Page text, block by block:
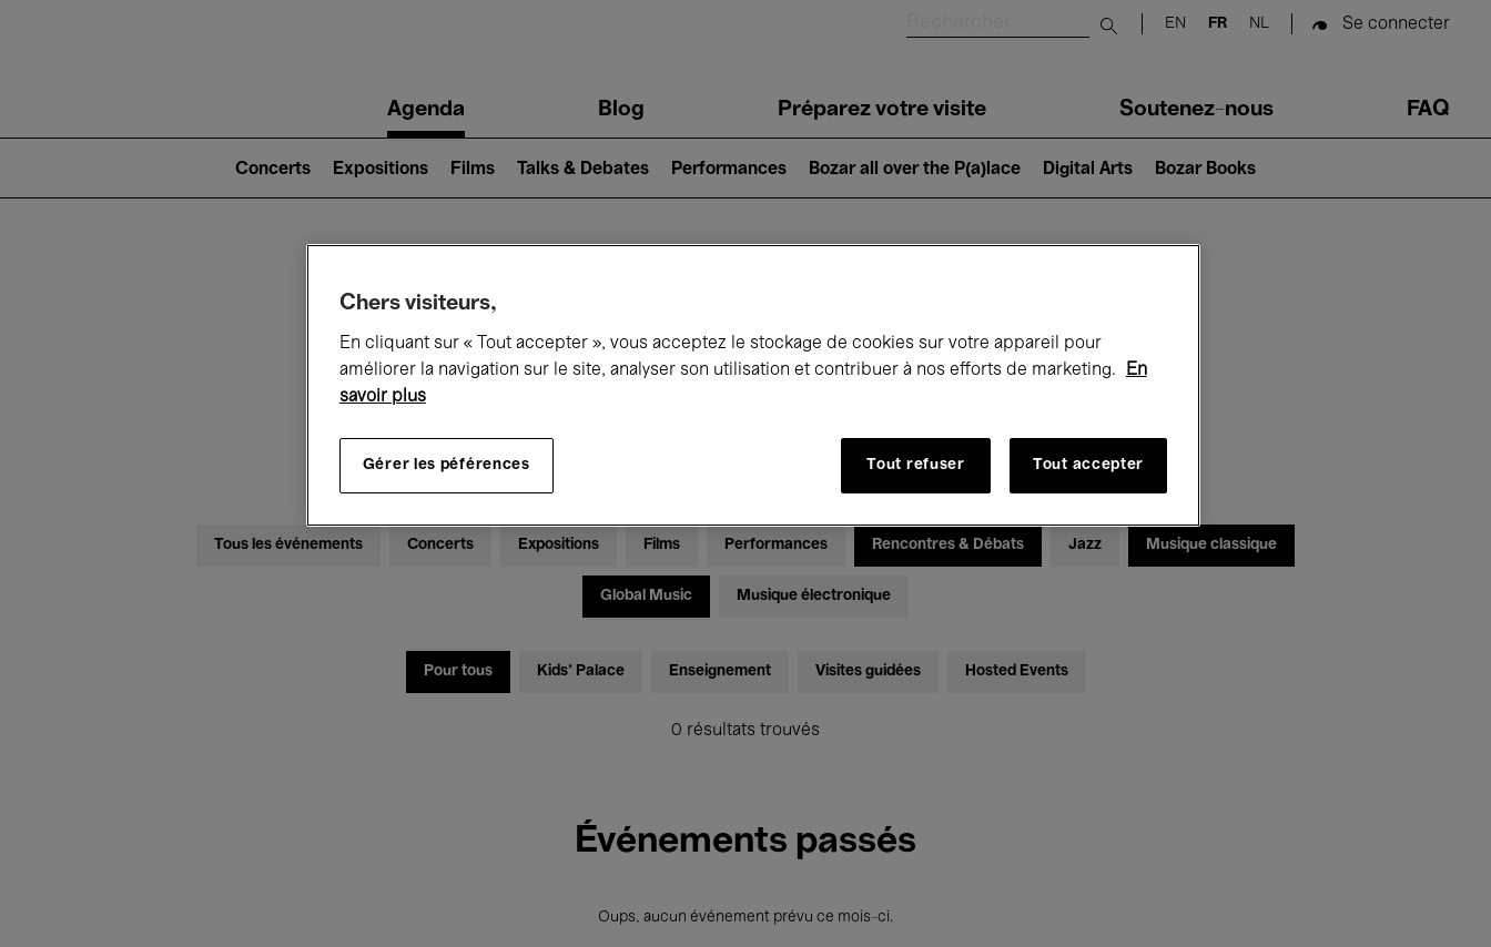
Submit search
EN FR NL Se connecter
navigationAgenda Blog Préparez votre visite Soutenez-nous FAQ
2)
Concerts Expositions Films Talks & Debates Performances Bozar all over the P(a)lace Digital Arts Bozar Books
Ce qui se passe à Bozar
Tous les événements Concerts Expositions Films Performances Rencontres & Débats Jazz Musique classique
Global Music Musique électronique
Pour tous Kids’ Palace Enseignement Visites guidées Hosted Events
0 résultats trouvés
Événements passés
Oups, aucun événement prévu ce mois-ci.
Chers visiteurs,
En cliquant sur « Tout accepter », vous acceptez le stockage de cookies sur votre appareil pour
améliorer la navigation sur le site, analyser son utilisation et contribuer à nos efforts de marketing.
En
savoir plus
Gérer les péférences Tout refuser Tout accepter